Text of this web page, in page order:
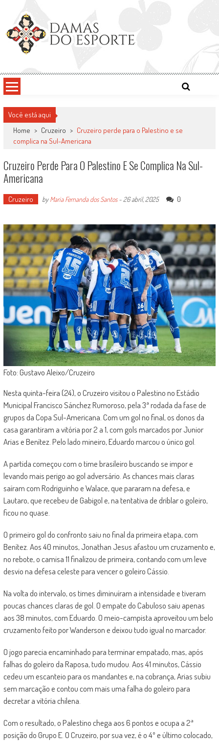
content
Damas do Esporte
Você está aqui
Home > Cruzeiro > Cruzeiro perde para o Palestino e se
complica na Sul-Americana
Cruzeiro Perde Para O Palestino E Se Complica Na Sul-
Americana
Cruzeiro byMaria Fernanda dos Santos- 26 abril, 2025 0
Foto: Gustavo Aleixo/Cruzeiro
Nesta quinta-feira (24), o Cruzeiro visitou o Palestino no Estádio
Municipal Francisco Sánchez Rumoroso, pela 3ª rodada da fase de
grupos da Copa Sul-Americana. Com um gol no final, os donos da
casa garantiram a vitória por 2 a 1, com gols marcados por Junior
Arias e Benítez. Pelo lado mineiro, Eduardo marcou o único gol.
A partida começou com o time brasileiro buscando se impor e
levando mais perigo ao gol adversário. As chances mais claras
saíram com Rodriguinho e Walace, que pararam na defesa, e
Lautaro, que recebeu de Gabigol e, na tentativa de driblar o goleiro,
ficou no quase.
O primeiro gol do confronto saiu no final da primeira etapa, com
Benítez. Aos 40 minutos, Jonathan Jesus afastou um cruzamento e,
no rebote, o camisa 11 finalizou de primeira, contando com um leve
desvio na defesa celeste para vencer o goleiro Cássio.
Na volta do intervalo, os times diminuíram a intensidade e tiveram
poucas chances claras de gol. O empate do Cabuloso saiu apenas
aos 38 minutos, com Eduardo. O meio-campista aproveitou um belo
cruzamento feito por Wanderson e deixou tudo igual no marcador.
O jogo parecia encaminhado para terminar empatado, mas, após
falhas do goleiro da Raposa, tudo mudou. Aos 41 minutos, Cássio
cedeu um escanteio para os mandantes e, na cobrança, Arias subiu
sem marcação e contou com mais uma falha do goleiro para
decretar a vitória chilena.
Com o resultado, o Palestino chega aos 6 pontos e ocupa a 2ª
posição do Grupo E. O Cruzeiro, por sua vez, é o 4º e último colocado,